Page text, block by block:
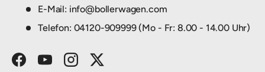
E-Mail: info@bollerwagen.com
Telefon: 04120-909999 (Mo - Fr: 8.00 - 14.00 Uhr)
FacebookYouTubeInstagramTwitter